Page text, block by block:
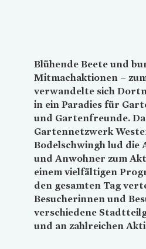
Blühende Beete und
Mitmachaktionen –
verwandelte sich
in ein Paradies für
und Gartenfreunde.
Gartennetzwerk
Bodelschwingh lud die
und Anwohner zum
einem vielfältigen
den gesamten Tag
Besucherinnen und
verschiedene
und an zahlreichen